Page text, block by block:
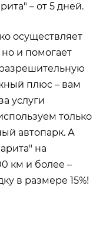
– от 5 дней.
осуществляет
и помогает
плюс – вам
услуги
только
автопарк. А
на
км и более –
в размере 15%!